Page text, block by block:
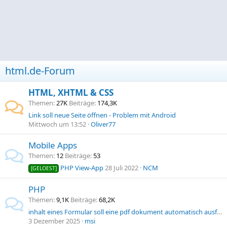
html.de-Forum
HTML, XHTML & CSS
Themen 27K Beiträge 174,3K
Link soll neue Seite öffnen - Problem mit Android
Mittwoch um 13:52 Oliver77
Mobile Apps
Themen 12 Beiträge 53
[GELOEST] PHP View-App28 Juli 2022 NCM
PHP
Themen 9,1K Beiträge 68,2K
inhalt eines Formular soll eine pdf dokument automatisch ausfüllen
3 Dezember 2025 msi